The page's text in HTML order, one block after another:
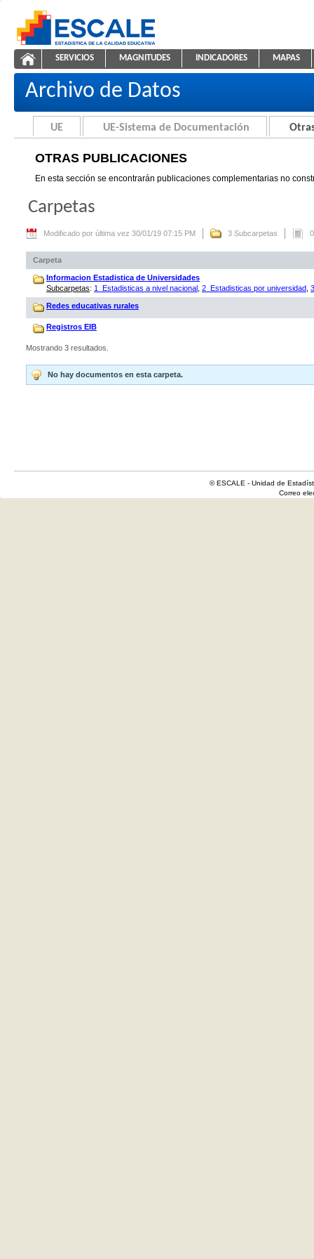
ESCALE - Unidad de Estadística Educativa
Otras Publicaciones
NAVEGACIÓN
SERVICIOS MAGNITUDES INDICADORES MAPAS
Archivo de Datos
UE UE-Sistema de Documentación
OTRAS PUBLICACIONES
En esta sección se encontrarán publicaciones complementarias no
Carpetas
Modificado por última vez 30/01/19 07:15 PM 3 Subcarpetas
Carpeta
Informacion Estadistica de Universidades
Subcarpetas: 1_Estadisticas a nivel nacional 2_Estadisticas por universidad
Redes educativas rurales
Registros EIB
Mostrando 3 resultados.
No hay documentos en esta carpeta.
© ESCALE - Unidad de
Correo